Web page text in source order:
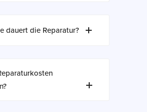
dauert die Reparatur?